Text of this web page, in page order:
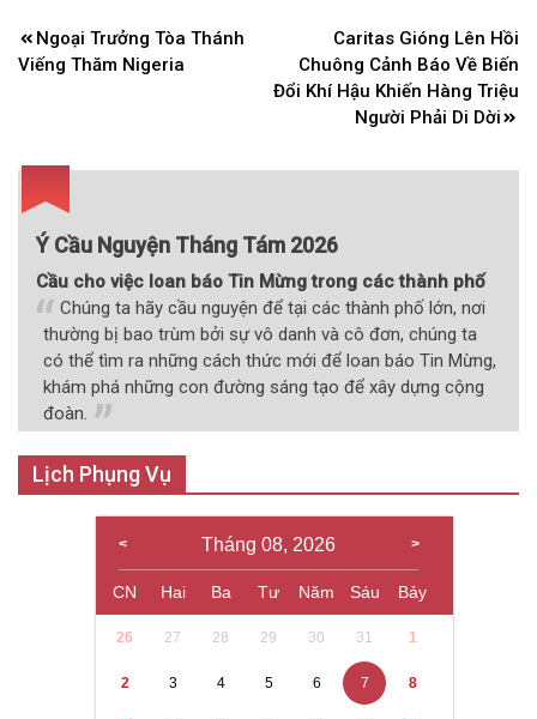
Điều
hướng
Ngoại Trưởng Tòa Thánh
Viếng Thăm Nigeria
Caritas Gióng Lên Hồi
Chuông Cảnh Báo Về Biến
Đổi Khí Hậu Khiến Hàng Triệu
Người Phải Di Dời
Ý Cầu Nguyện Tháng Tám 2026
Cầu cho việc loan báo Tin Mừng trong các thành phố
Chúng ta hãy cầu nguyện để tại các thành phố lớn, nơi
thường bị bao trùm bởi sự vô danh và cô đơn, chúng ta
có thể tìm ra những cách thức mới để loan báo Tin Mừng,
khám phá những con đường sáng tạo để xây dựng cộng
đoàn.
Lịch Phụng Vụ
Tháng 08, 2026
CN Hai Ba Tư Năm Sáu Bảy
26 27 28 29 30 31 1
2 3 4 5 6 7 8